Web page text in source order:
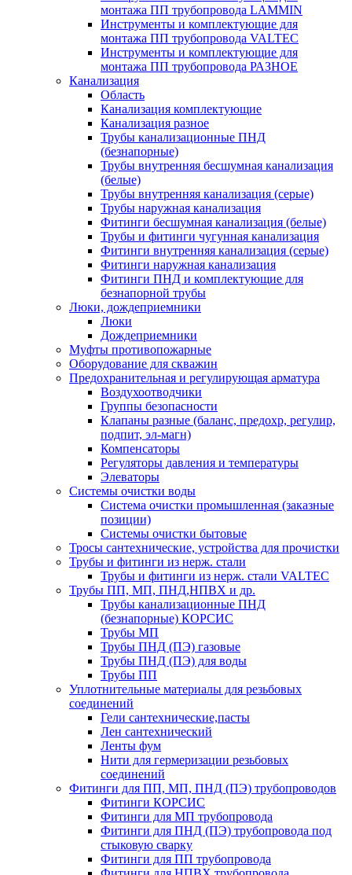
монтажа ПП трубопровода LAMMIN
Инструменты и комплектующие для
монтажа ПП трубопровода VALTEC
Инструменты и комплектующие для
монтажа ПП трубопровода РАЗНОЕ
Канализация
Область
Канализация комплектующие
Канализация разное
Трубы канализационные ПНД
(безнапорные)
Трубы внутренняя бесшумная канализация
(белые)
Трубы внутренняя канализация (серые)
Трубы наружная канализация
Фитинги бесшумная канализация (белые)
Трубы и фитинги чугунная канализация
Фитинги внутренняя канализация (серые)
Фитинги наружная канализация
Фитинги ПНД и комплектующие для
безнапорной трубы
Люки, дождеприемники
Люки
Дождеприемники
Муфты противопожарные
Оборудование для скважин
Предохранительная и регулирующая арматура
Воздухоотводчики
Группы безопасности
Клапаны разные (баланс, предохр, регулир,
подпит, эл-магн)
Компенсаторы
Регуляторы давления и температуры
Элеваторы
Системы очистки воды
Система очистки промышленная (заказные
позиции)
Системы очистки бытовые
Тросы сантехнические, устройства для прочистки
Трубы и фитинги из нерж. стали
Трубы и фитинги из нерж. стали VALTEC
Трубы ПП, МП, ПНД,НПВХ и др.
Трубы канализационные ПНД
(безнапорные) КОРСИС
Трубы МП
Трубы ПНД (ПЭ) газовые
Трубы ПНД (ПЭ) для воды
Трубы ПП
Уплотнительные материалы для резьбовых
соединений
Гели сантехнические,пасты
Лен сантехнический
Ленты фум
Нити для гермеризации резьбовых
соединений
Фитинги для ПП, МП, ПНД (ПЭ) трубопроводов
Фитинги КОРСИС
Фитинги для МП трубопровода
Фитинги для ПНД (ПЭ) трубопровода под
стыковую сварку
Фитинги для ПП трубопровода